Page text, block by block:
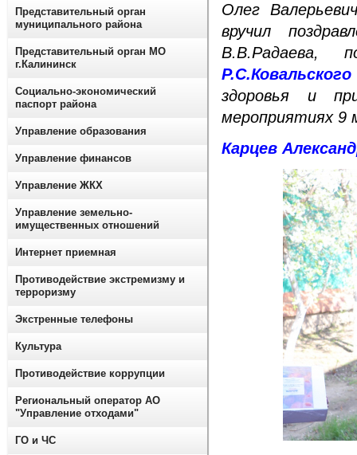
Олег
вручил
В.В.Радаева,
здоровья и
мероприятиях 9
Карцев
Представительный орган
муниципального района
Представительный орган МО
г.Калининск
Социально-экономический
паспорт района
Управление образования
Управление финансов
Управление ЖКХ
Управление земельно-
имущественных отношений
Интернет приемная
Противодействие экстремизму и
терроризму
Экстренные телефоны
Культура
Противодействие коррупции
Региональный оператор АО
"Управление отходами"
ГО и ЧС